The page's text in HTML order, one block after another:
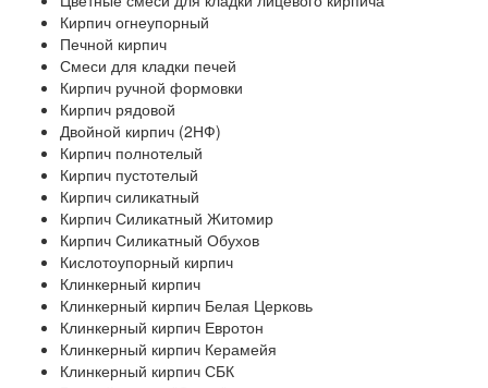
Кирпич огнеупорный
Печной кирпич
Смеси для кладки печей
Кирпич ручной формовки
Кирпич рядовой
Двойной кирпич (2НФ)
Кирпич полнотелый
Кирпич пустотелый
Кирпич силикатный
Кирпич Силикатный Житомир
Кирпич Силикатный Обухов
Кислотоупорный кирпич
Клинкерный кирпич
Клинкерный кирпич Белая Церковь
Клинкерный кирпич Евротон
Клинкерный кирпич Керамейя
Клинкерный кирпич СБК